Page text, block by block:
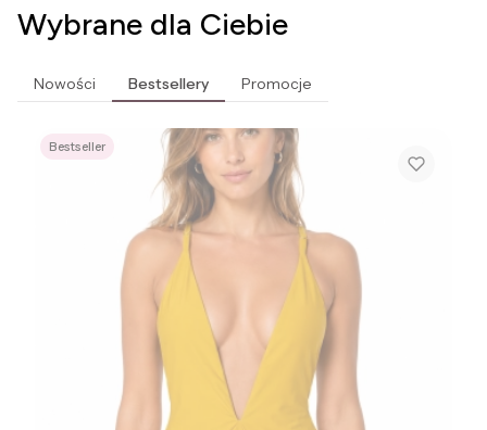
Wybrane dla Ciebie
Nowości Bestsellery Promocje
Bestseller